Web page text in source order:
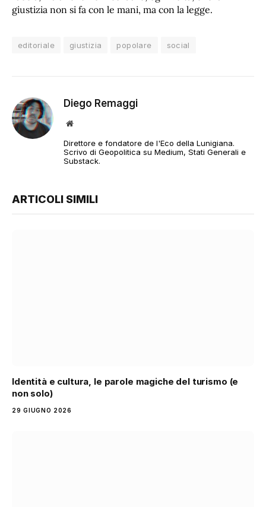
giustizia non si fa con le mani, ma con la legge.
editoriale giustizia popolare social
Diego Remaggi
Sito
Direttore e fondatore de l'Eco della Lunigiana.
Scrivo di Geopolitica su Medium, Stati Generali e
Substack.
ARTICOLI SIMILI
Identità e cultura, le parole magiche del turismo (e
non solo)
29 GIUGNO 2026